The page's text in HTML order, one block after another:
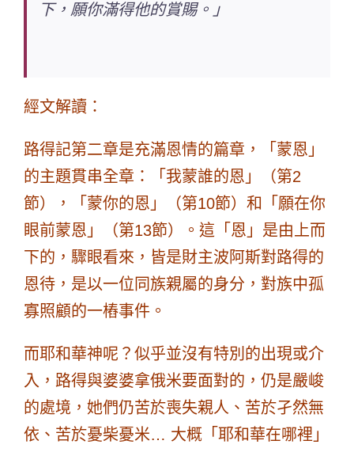
下，願你滿得他的賞賜。」
經文解讀 ：
路得記第二章是充滿恩情的篇章，「蒙恩」
的主題貫串全章：「我蒙誰的恩」（第2
節），「蒙你的恩」（第10節）和「願在你
眼前蒙恩」（第13節）。這「恩」是由上而
下的，驟眼看來，皆是財主波阿斯對路得的
恩待，是以一位同族親屬的身分，對族中孤
寡照顧的一樁事件。
而耶和華神呢？似乎並沒有特別的出現或介
入，路得與婆婆拿俄米要面對的，仍是嚴峻
的處境，她們仍苦於喪失親人、苦於孑然無
依、苦於憂柴憂米… 大概「耶和華在哪裡」